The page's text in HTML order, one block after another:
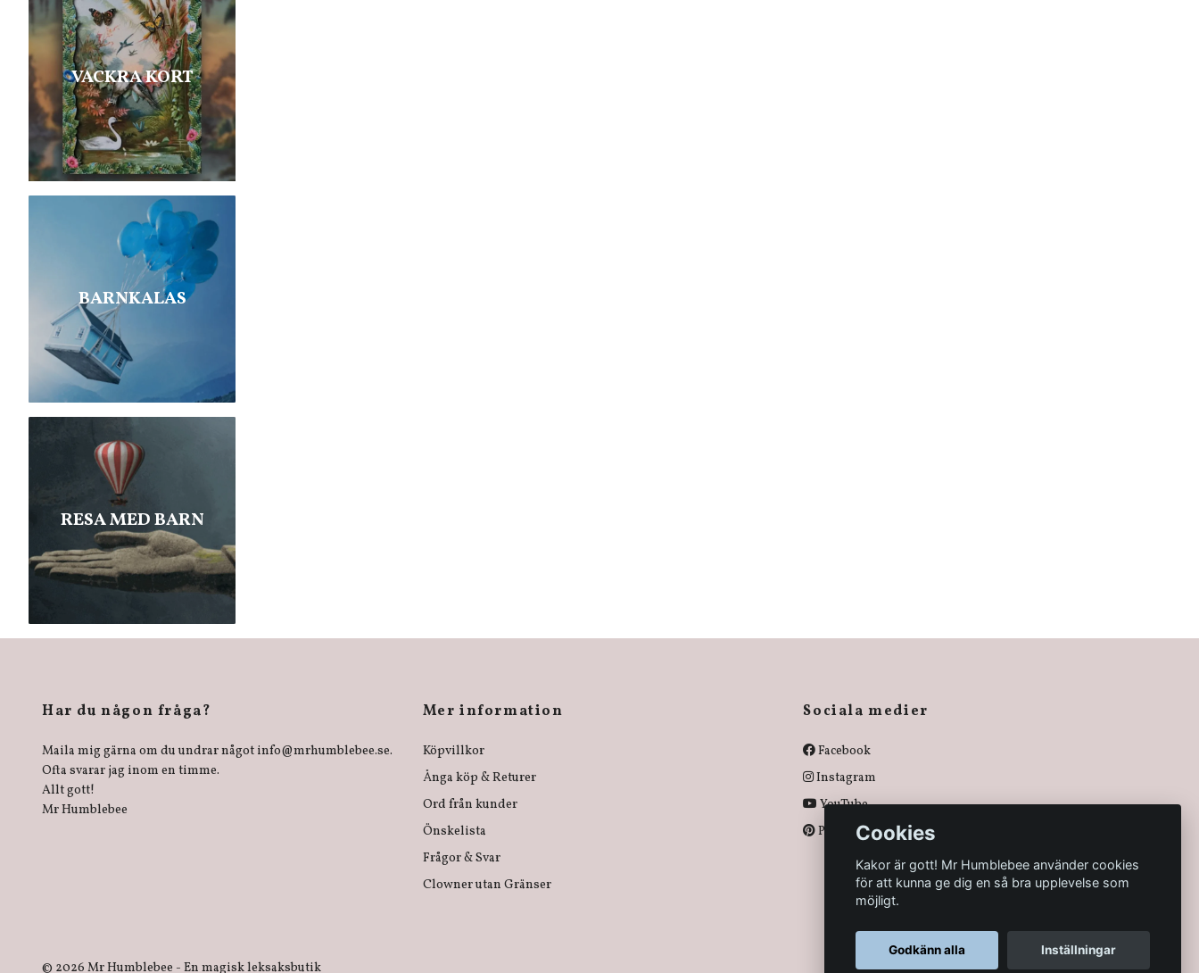
VACKRA KORT
BARNKALAS
RESA MED BARN
Har du någon fråga?
Maila mig gärna om du undrar något info@mrhumblebee.se.
Ofta svarar jag inom en timme.
Allt gott!
Mr Humblebee
Mer information
Köpvillkor
Ånga köp & Returer
Ord från kunder
Önskelista
Frågor & Svar
Clowner utan Gränser
Sociala medier
Facebook
Instagram
YouTube
Pinterest
© 2026 Mr Humblebee - En magisk leksaksbutik
Cookies
Kakor är gott! Mr Humblebee använder cookies
för att kunna ge dig en så bra upplevelse som
möjligt.
Godkänn alla Inställningar